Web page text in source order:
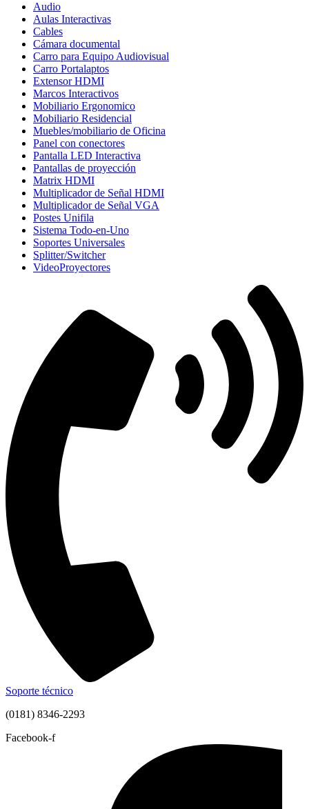
Audio
Aulas Interactivas
Cables
Cámara documental
Carro para Equipo Audiovisual
Carro Portalaptos
Extensor HDMI
Marcos Interactivos
Mobiliario Ergonomico
Mobiliario Residencial
Muebles/mobiliario de Oficina
Panel con conectores
Pantalla LED Interactiva
Pantallas de proyección
Matrix HDMI
Multiplicador de Señal HDMI
Multiplicador de Señal VGA
Postes Unifila
Sistema Todo-en-Uno
Soportes Universales
Splitter/Switcher
VideoProyectores
Soporte técnico
(0181) 8346-2293
Facebook-f